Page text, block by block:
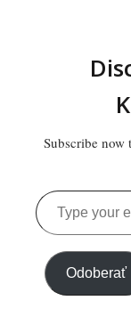
Subscribe now
Type
your
email…
Odoberať